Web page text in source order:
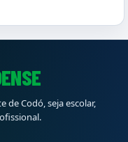
de Codó, seja escolar,